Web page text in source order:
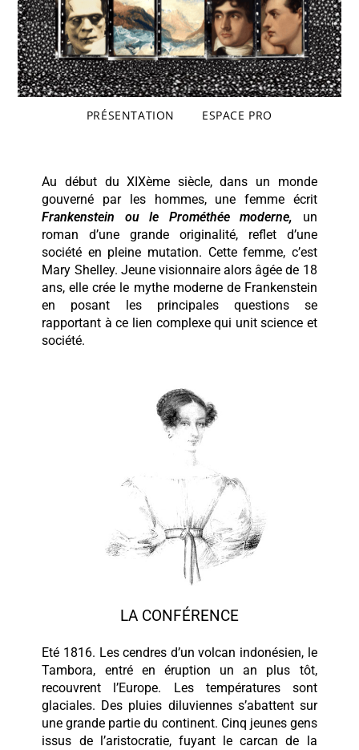
PRÉSENTATION ESPACE PRO
Au début du XIXème siècle, dans un monde
gouverné par les hommes, une femme écrit
Frankenstein ou le Prométhée moderne, un
roman d’une grande originalité, reflet d’une
société en pleine mutation. Cette femme, c’est
Mary Shelley. Jeune visionnairealorsâgée de 18
ans,e lle crée le mythe moderne de Frankenstein
en
posant
les principales questions se
rapportant à ce lien complexe qui unit science et
société.
LA CONFÉRENCE
Eté 1816. Les cendres d’un volcan indonésien, le
Tambora, entré en éruption un an plus tôt,
recouvrent l’Europe. Les températures sont
glaciales. Des pluies diluviennes s’abattent sur
une grande partie du continent. Cinq jeunes gens
issus de l’aristocratie, fuyant le carcan de la